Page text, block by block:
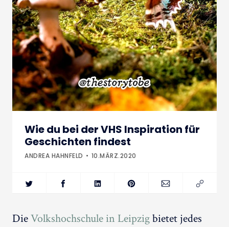
Wie du bei der VHS Inspiration für
Geschichten findest
ANDREA HAHNFELD 10.MÄRZ.2020
DieVolkshochschule in Leipzigbietet jedes